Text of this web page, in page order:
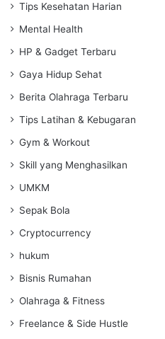
Tips Kesehatan Harian
Mental Health
HP & Gadget Terbaru
Gaya Hidup Sehat
Berita Olahraga Terbaru
Tips Latihan & Kebugaran
Gym & Workout
Skill yang Menghasilkan
UMKM
Sepak Bola
Cryptocurrency
hukum
Bisnis Rumahan
Olahraga & Fitness
Freelance & Side Hustle